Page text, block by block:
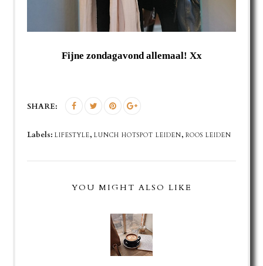
Fijne zondagavond allemaal! Xx
SHARE:
Labels:LIFESTYLE,LUNCH HOTSPOT LEIDEN,ROOS LEIDEN
YOU MIGHT ALSO LIKE